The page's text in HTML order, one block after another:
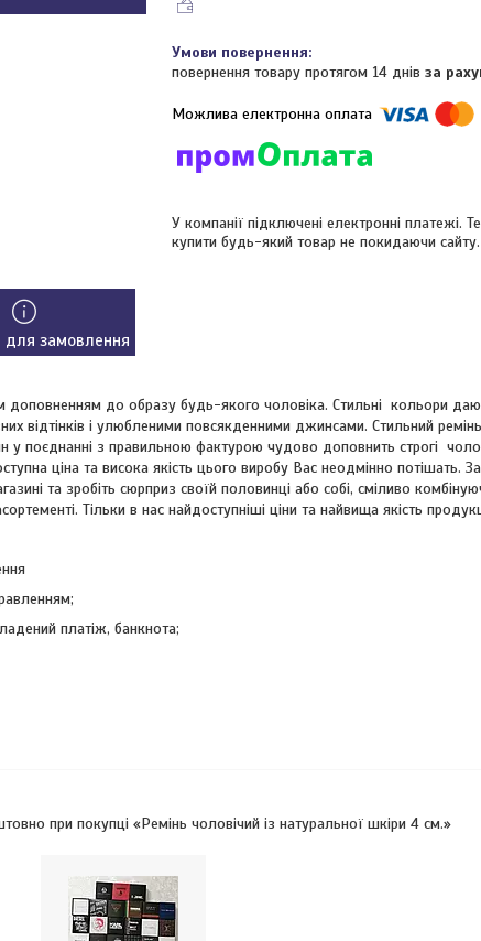
повернення товару протягом 14 днів за
У компанії підключені електронні платежі.
купити будь-який товар не покидаючи сайту.
для замовлення
доповненням до образу будь-якого чоловіка. Стильні кольори
відтінків і улюбленими повсякденними джинсами. Стильний
у поєднанні з правильною фактурою чудово доповнить строгі
ціна та висока якість цього виробу Вас неодмінно потішать.
та зробіть сюрприз своїй половинці або собі, сміливо
Тільки в нас найдоступніші ціни та найвища якість
платіж, банкнота;
при покупці «Ремінь чоловічий із натуральної шкіри 4 см.»